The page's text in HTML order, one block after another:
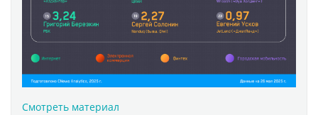
Смотреть материал